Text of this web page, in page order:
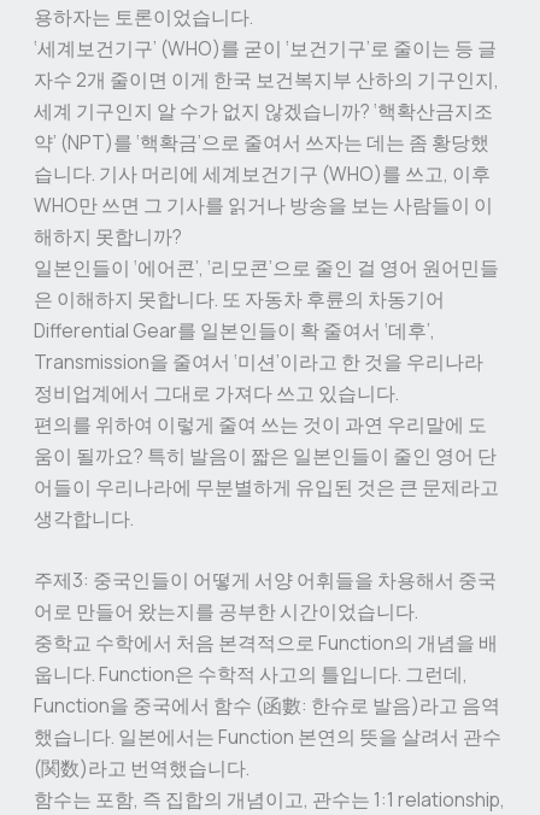
용하자는 토론이었습니다.
‘세계보건기구’ (WHO)를 굳이 ‘보건기구’로 줄이는 등 글
자수 2개 줄이면 이게 한국 보건복지부 산하의 기구인지,
세계 기구인지 알 수가 없지 않겠습니까? ‘핵확산금지조
약’ (NPT)를 ‘핵확금’으로 줄여서 쓰자는 데는 좀 황당했
습니다. 기사 머리에 세계보건기구 (WHO)를 쓰고, 이후
WHO만 쓰면 그 기사를 읽거나 방송을 보는 사람들이 이
해하지 못합니까?
일본인들이 ‘에어콘’, ‘리모콘’으로 줄인 걸 영어 원어민들
은 이해하지 못합니다. 또 자동차 후륜의 차동기어
Differential Gear를 일본인들이 확 줄여서 ‘데후’,
Transmission을 줄여서 ‘미션’이라고 한 것을 우리나라
정비업계에서 그대로 가져다 쓰고 있습니다.
편의를 위하여 이렇게 줄여 쓰는 것이 과연 우리말에 도
움이 될까요? 특히 발음이 짧은 일본인들이 줄인 영어 단
어들이 우리나라에 무분별하게 유입된 것은 큰 문제라고
생각합니다.
주제3: 중국인들이 어떻게 서양 어휘들을 차용해서 중국
어로 만들어 왔는지를 공부한 시간이었습니다.
중학교 수학에서 처음 본격적으로 Function의 개념을 배
웁니다. Function은 수학적 사고의 틀입니다. 그런데,
Function을 중국에서 함수 (函數: 한슈로 발음)라고 음역
했습니다. 일본에서는 Function 본연의 뜻을 살려서 관수
(関数)라고 번역했습니다.
함수는 포함, 즉 집합의 개념이고, 관수는 1:1 relationship,